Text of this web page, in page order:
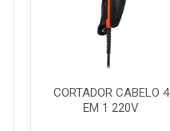
CORTADOR CABELO 4
EM 1 220V